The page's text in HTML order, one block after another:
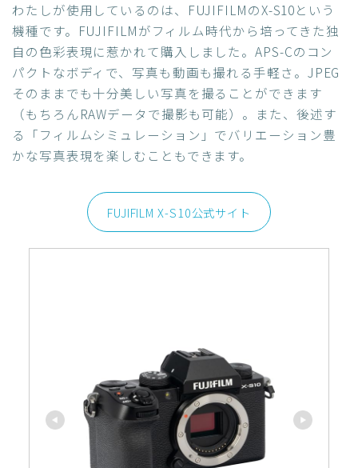
わたしが使用しているのは、FUJIFILMのX-S10という
機種です。FUJIFILMがフィルム時代から培ってきた独
自の色彩表現に惹かれて購入しました。APS-Cのコン
パクトなボディで、写真も動画も撮れる手軽さ。JPEG
そのままでも十分美しい写真を撮ることができます
（もちろんRAWデータで撮影も可能）。また、後述す
る「フィルムシミュレーション」でバリエーション豊
かな写真表現を楽しむこともできます。
FUJIFILM X-S10公式サイト